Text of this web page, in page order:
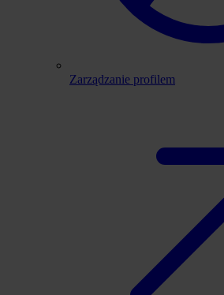
Zarządzanie profilem